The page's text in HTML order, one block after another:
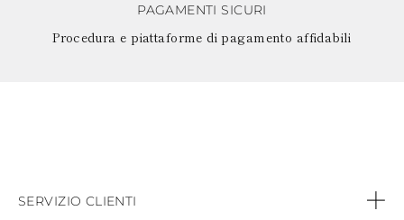
PAGAMENTI SICURI
Procedura e piattaforme di pagamento affidabili
SERVIZIO CLIENTI